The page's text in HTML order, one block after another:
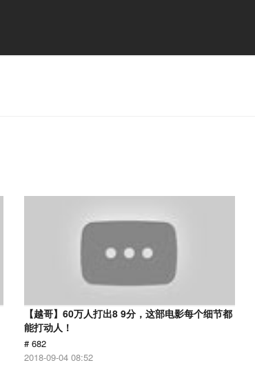
【越哥】60万人打出8 9分，这部电影每个细节都
能打动人！
# 682
2018-09-04 08:52